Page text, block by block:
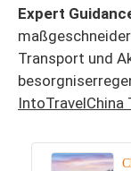
Expert
Transport und
IntoTravelChina